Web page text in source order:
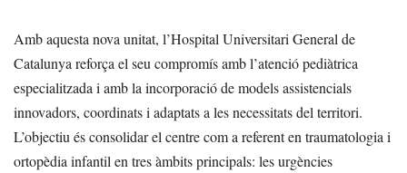
Amb aquesta nova unitat, l’Hospital Universitari General de
Catalunya reforça el seu compromís amb l’atenció pediàtrica
especialitzada i amb la incorporació de models assistencials
innovadors, coordinats i adaptats a les necessitats del territori.
L’objectiu és consolidar el centre com a referent en traumatologia i
ortopèdia infantil en tres àmbits principals: les urgències